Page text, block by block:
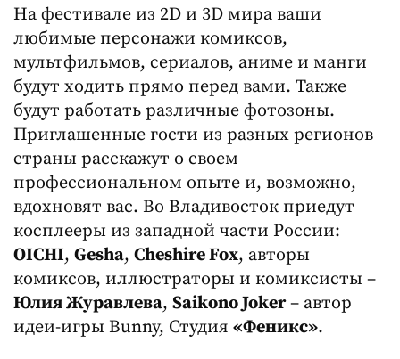
На фестивале из 2D и 3D мира ваши
любимые персонажи комиксов,
мультфильмов, сериалов, аниме и манги
будут ходить прямо перед вами. Также
будут работать различные фотозоны.
Приглашенные гости из разных регионов
страны расскажут о своем
профессиональном опыте и, возможно,
вдохновят вас. Во Владивосток приедут
косплееры из западной части России:
OICHI, Gesha, Cheshire Fox, авторы
комиксов, иллюстраторы и комиксисты –
Юлия Журавлева, Saikono Joker– автор
идеи-игры Bunny, Студия «Феникс».